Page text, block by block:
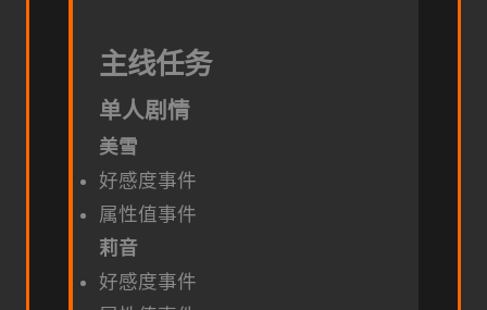
主线任务
单人剧情
美雪
好感度事件
属性值事件
莉音
好感度事件